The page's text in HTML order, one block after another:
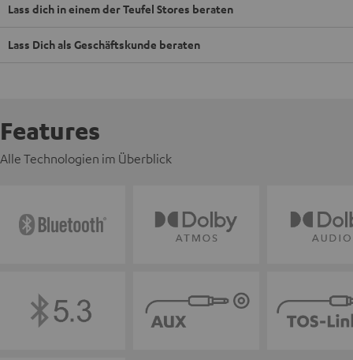
Lass dich in einem der Teufel Stores beraten
Lass Dich als Geschäftskunde beraten
Features
Alle Technologien im Überblick